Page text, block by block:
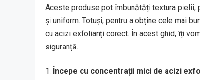
Aceste produse pot îmbunătăți textura pielii,
și uniform. Totuși, pentru a obține cele mai
cu acizi exfolianți corect. În acest ghid, îți
siguranță.
Începe cu concentrații mici de acizi